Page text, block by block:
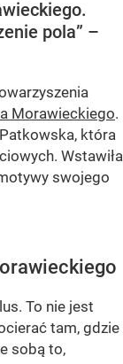
pola” –
Morawieckiego.
która
Wstawiła
swojego
To nie jest
tam, gdzie
sobą to,